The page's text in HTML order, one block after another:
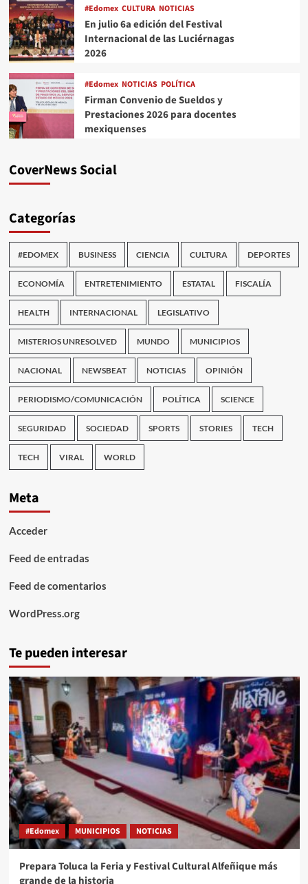
#Edomex CULTURA NOTICIAS
En julio 6a edición del Festival
Internacional de las Luciérnagas
2026
#Edomex NOTICIAS POLÍTICA
Firman Convenio de Sueldos y
Prestaciones 2026 para docentes
mexiquenses
CoverNews Social
Categorías
#EDOMEX BUSINESS CIENCIA CULTURA DEPORTES
ECONOMÍA ENTRETENIMIENTO ESTATAL FISCALÍA
HEALTH INTERNACIONAL LEGISLATIVO
MISTERIOS UNRESOLVED MUNDO MUNICIPIOS
NACIONAL NEWSBEAT NOTICIAS OPINIÓN
PERIODISMO/COMUNICACIÓN POLÍTICA SCIENCE
SEGURIDAD SOCIEDAD SPORTS STORIES TECH
TECH VIRAL WORLD
Meta
Acceder
Feed de entradas
Feed de comentarios
WordPress.org
Te pueden interesar
#Edomex MUNICIPIOS NOTICIAS
Prepara Toluca la Feria y Festival Cultural Alfeñique más
grande de la historia